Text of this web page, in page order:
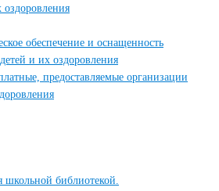
оздоровления
обеспечение и оснащенность
и их оздоровления
предоставляемые организации
школьной библиотекой.